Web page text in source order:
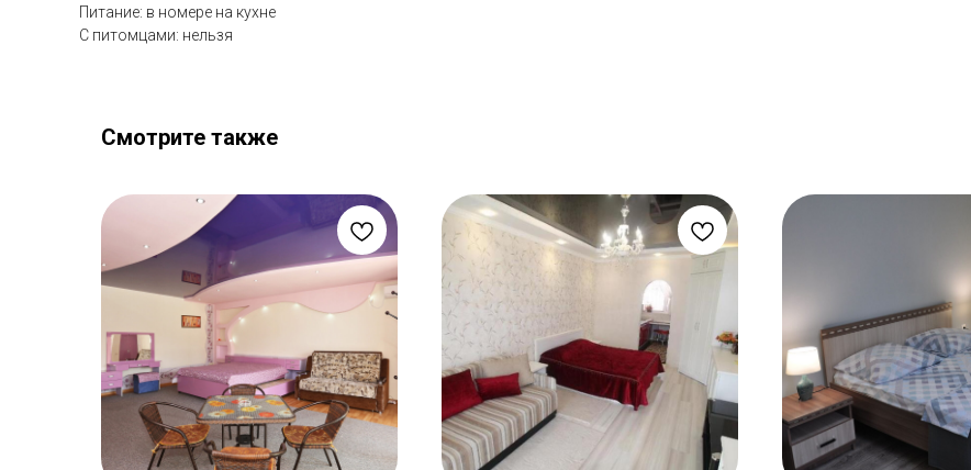
Питание: в номере на кухне
С питомцами: нельзя
Смотрите также